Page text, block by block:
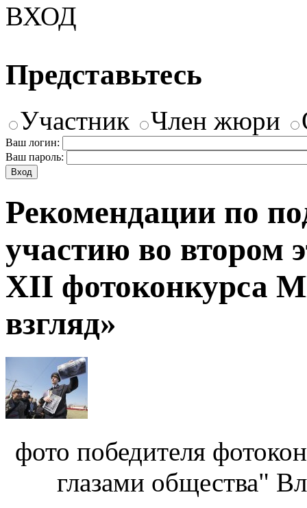
ВХОД
Представьтесь
Участник Член жюри
Ваш логин:
Ваш пароль:
Рекомендации по
участию во втором
XII фотоконкурса
взгляд»
фото победителя
глазами общества"